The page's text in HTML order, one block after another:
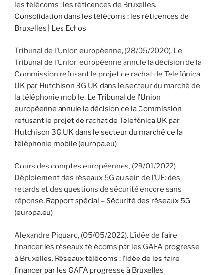
les télécoms : les réticences de Bruxelles.
Consolidation dans les télécoms : les réticences de
Bruxelles | Les Echos
Tribunal de l’Union européenne, (28/05/2020). Le
Tribunal de l’Union européenne annule la décision de la
Commission refusant le projet de rachat de Telefónica
UK par Hutchison 3G UK dans le secteur du marché de
la téléphonie mobile. Le Tribunal de l’Union
européenne annule la décision de la Commission
refusant le projet de rachat de Telefónica UK par
Hutchison 3G UK dans le secteur du marché de la
téléphonie mobile (europa.eu)
Cours des comptes européennes, (28/01/2022).
Déploiement des réseaux 5G au sein de l’UE: des
retards et des questions de sécurité encore sans
réponse. Rapport spécial – Sécurité des réseaux 5G
(europa.eu)
Alexandre Piquard, (05/05/2022). L’idée de faire
financer les réseaux télécoms par les GAFA progresse
à Bruxelles. Réseaux télécoms : l’idée de les faire
financer par les GAFA progresse à Bruxelles